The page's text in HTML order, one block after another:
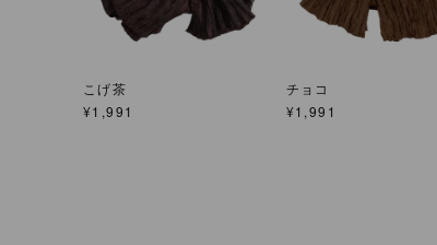
こげ茶
¥1,991
チョコ
¥1,991